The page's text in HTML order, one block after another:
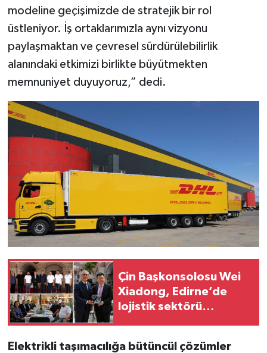
modeline geçişimizde de stratejik bir rol
üstleniyor. İş ortaklarımızla aynı vizyonu
paylaşmaktan ve çevresel sürdürülebilirlik
alanındaki etkimizi birlikte büyütmekten
memnuniyet duyuyoruz,” dedi.
Çin Başkonsolosu Wei
Xiadong, Edirne’de
lojistik sektörü
Elektrikli taşımacılığa bütüncül çözümler